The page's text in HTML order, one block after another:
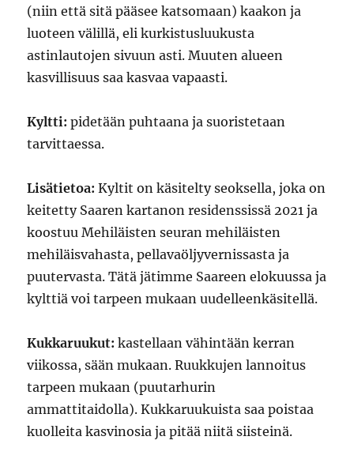
(niin että sitä pääsee katsomaan) kaakon ja
luoteen välillä, eli kurkistusluukusta
astinlautojen sivuun asti. Muuten alueen
kasvillisuus saa kasvaa vapaasti.
Kyltti: pidetään puhtaana ja suoristetaan
tarvittaessa.
Lisätietoa: Kyltit on käsitelty seoksella, joka on
keitetty Saaren kartanon residenssissä 2021 ja
koostuu Mehiläisten seuran mehiläisten
mehiläisvahasta, pellavaöljyvernissasta ja
puutervasta. Tätä jätimme Saareen elokuussa ja
kylttiä voi tarpeen mukaan uudelleenkäsitellä.
Kukkaruukut:kastellaan vähintään kerran
viikossa, sään mukaan. Ruukkujen lannoitus
tarpeen mukaan (puutarhurin
ammattitaidolla). Kukkaruukuista saa poistaa
kuolleita kasvinosia ja pitää niitä siisteinä.